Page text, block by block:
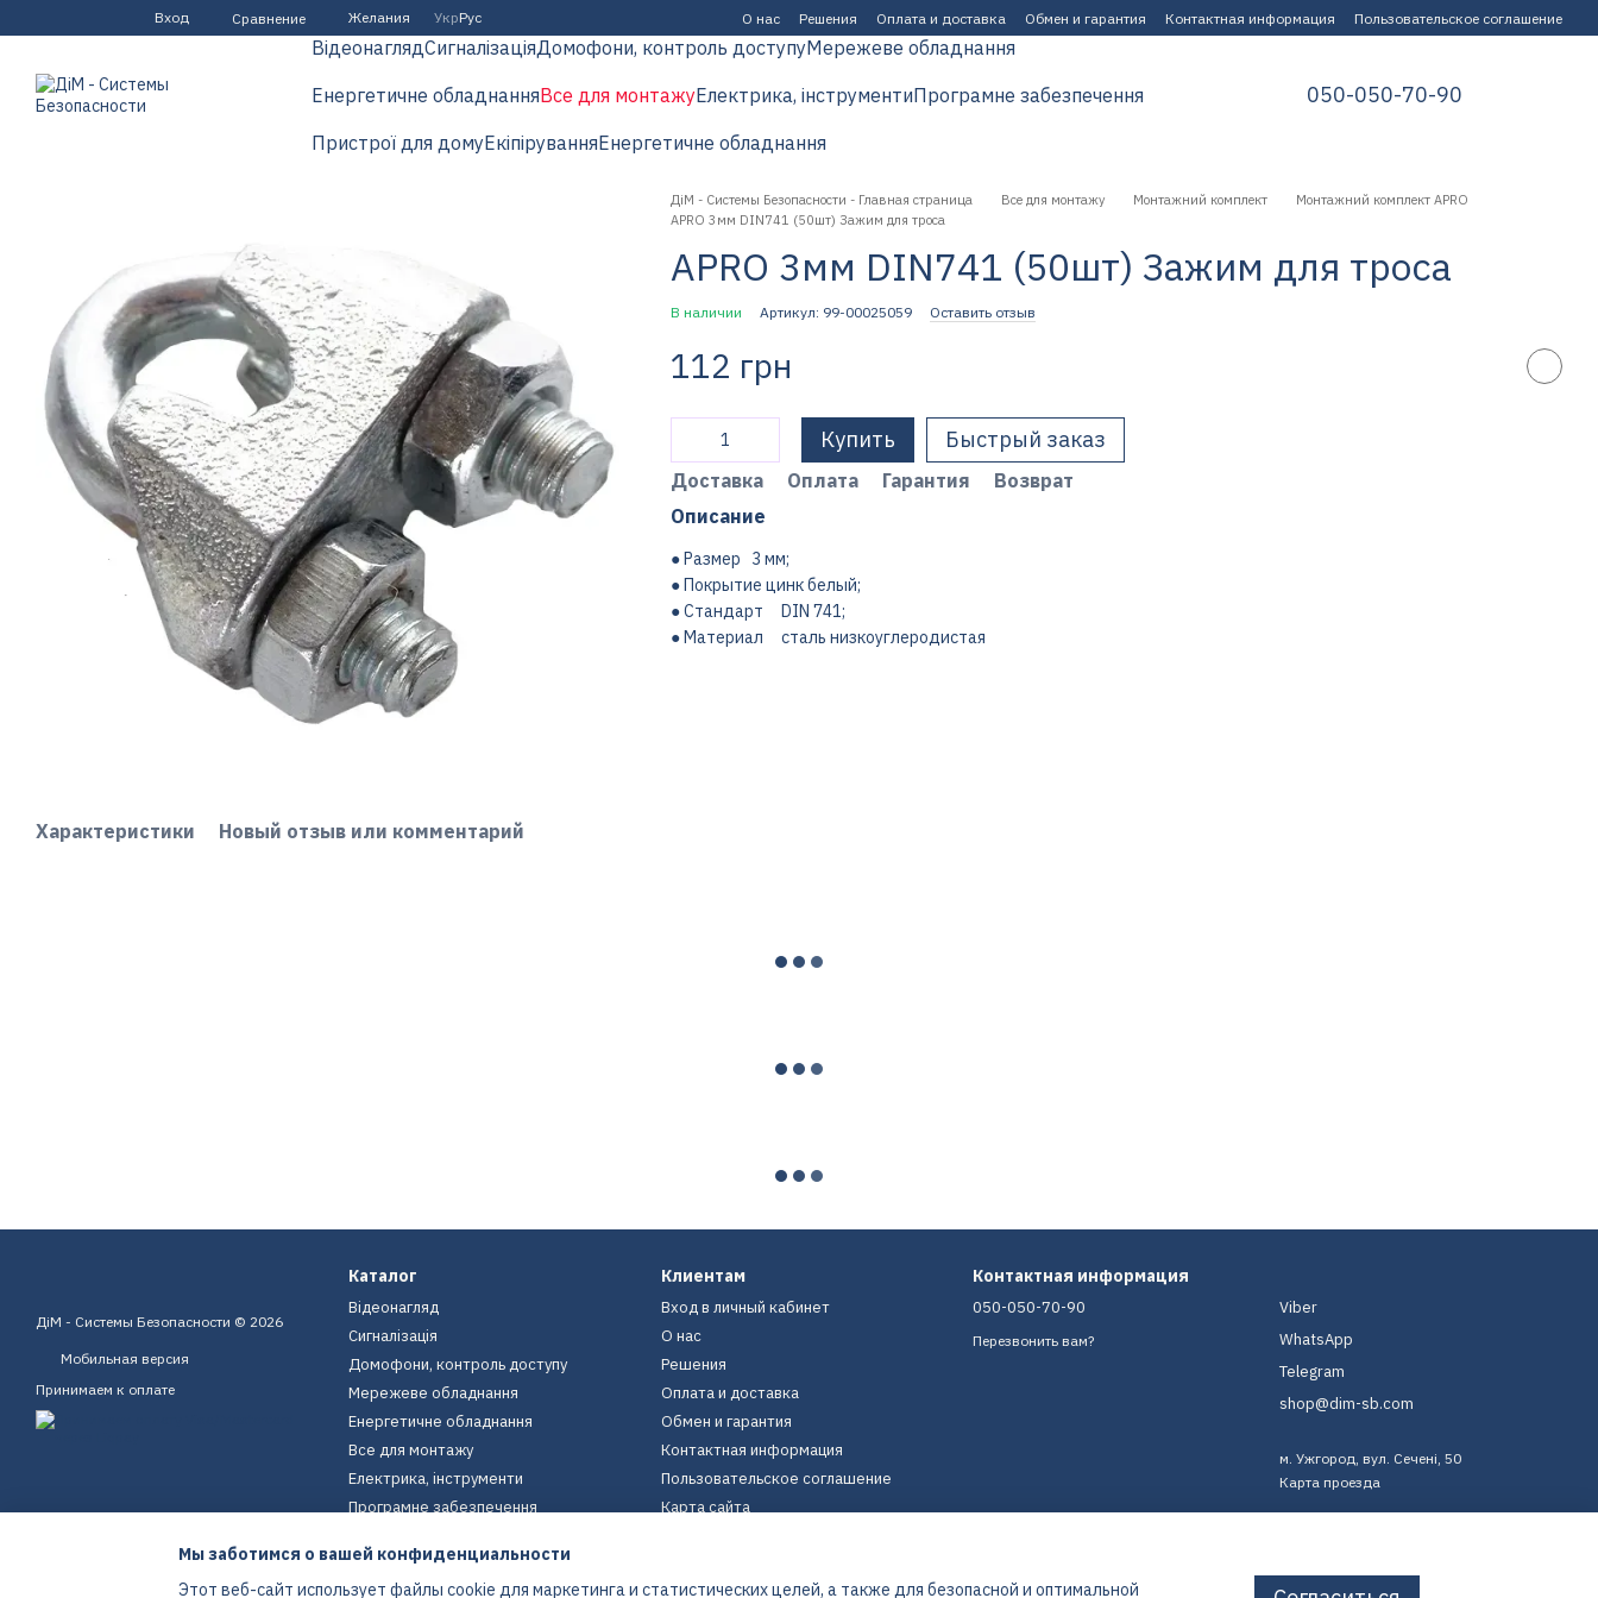
Перейти к основному контенту
Вход Сравнение Желания УкрРус О нас Решения Оплата и доставка Обмен и гарантия Контактная информация Пользовательское соглашение
ВідеонаглядСигналізаціяДомофони, контроль доступуМережеве обладнання
Енергетичне обладнанняВсе для монтажуЕлектрика, інструментиПрограмне забезпечення
Пристрої для домуЕкіпіруванняЕнергетичне обладнання
050-050-70-90
Характеристики Новый отзыв или комментарий
ДіМ - Системы Безопасности - Главная страница Все для монтажу Монтажний комплект
Монтажний комплект APRO
APRO 3мм DIN741 (50шт) Зажим для троса
APRO 3мм DIN741 (50шт) Зажим для троса
В наличии Артикул: 99-00025059 Оставить отзыв
112 грн
Купить Быстрый заказ
Доставка Оплата Гарантия
Возврат
Описание
● Размер 3 мм;
● Покрытие цинк белый;
● Стандарт DIN 741;
● Материал сталь низкоуглеродистая
ДіМ - Системы Безопасности © 2026
Мобильная версия
Принимаем к оплате
Каталог
Відеонагляд
Сигналізація
Домофони, контроль доступу
Мережеве обладнання
Енергетичне обладнання
Все для монтажу
Електрика, інструменти
Програмне забезпечення
Екіпірування
Енергетичне обладнання
Клиентам
Вход в личный кабинет
О нас
Решения
Оплата и доставка
Обмен и гарантия
Контактная информация
Пользовательское соглашение
Карта сайта
Контактная информация
050-050-70-90
Перезвонить вам?
Viber
WhatsApp
Telegram
shop@dim-sb.com
м. Ужгород, вул. Сечені, 50
Карта проезда
Мы заботимся о вашей конфиденциальности
Этот веб-сайт использует файлы cookie для маркетинга и статистических целей, а также для безопасной и оптимальной